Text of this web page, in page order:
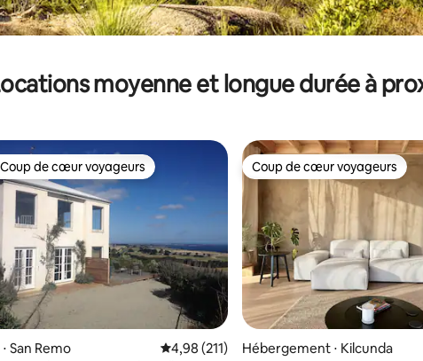
moyenne et longue durée à
sur la base de 245 commentaires : 4,98 sur 5
de cœur voyageurs les plus appréciés
Coup de cœur voyageurs
San Remo Évaluation moyenne sur la base de 211
4,98 (211)
Coup de cœur voyageurs
Coup de cœur voyageurs
Hébergement ⋅ Kilcunda